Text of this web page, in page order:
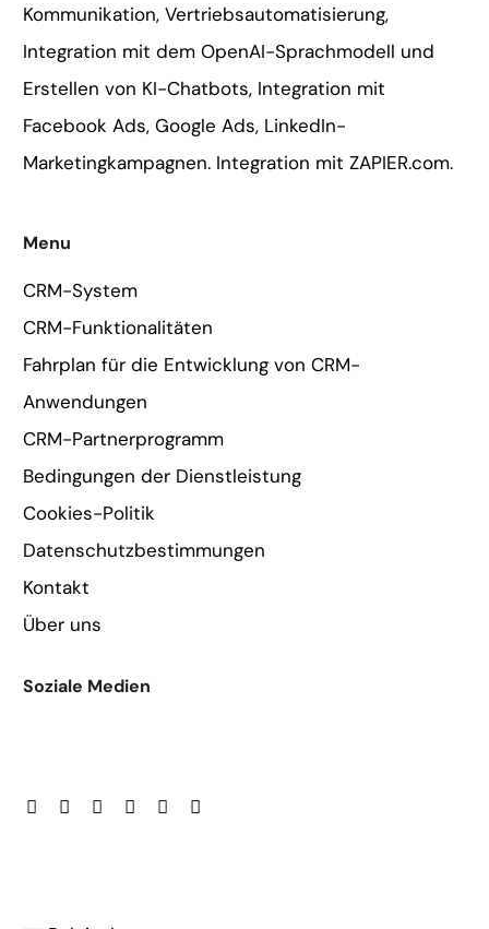
Kommunikation, Vertriebsautomatisierung,
Integration mit dem OpenAI-Sprachmodell und
Erstellen von KI-Chatbots, Integration mit
Facebook Ads, Google Ads, LinkedIn-
Marketingkampagnen. Integration mit ZAPIER.com.
Menu
CRM-System
CRM-Funktionalitäten
Fahrplan für die Entwicklung von CRM-
Anwendungen
CRM-Partnerprogramm
Bedingungen der Dienstleistung
Cookies-Politik
Datenschutzbestimmungen
Kontakt
Über uns
Soziale Medien